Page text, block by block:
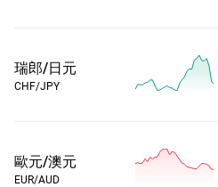
瑞郎/日元
CHF/JPY
歐元/澳元
EUR/AUD